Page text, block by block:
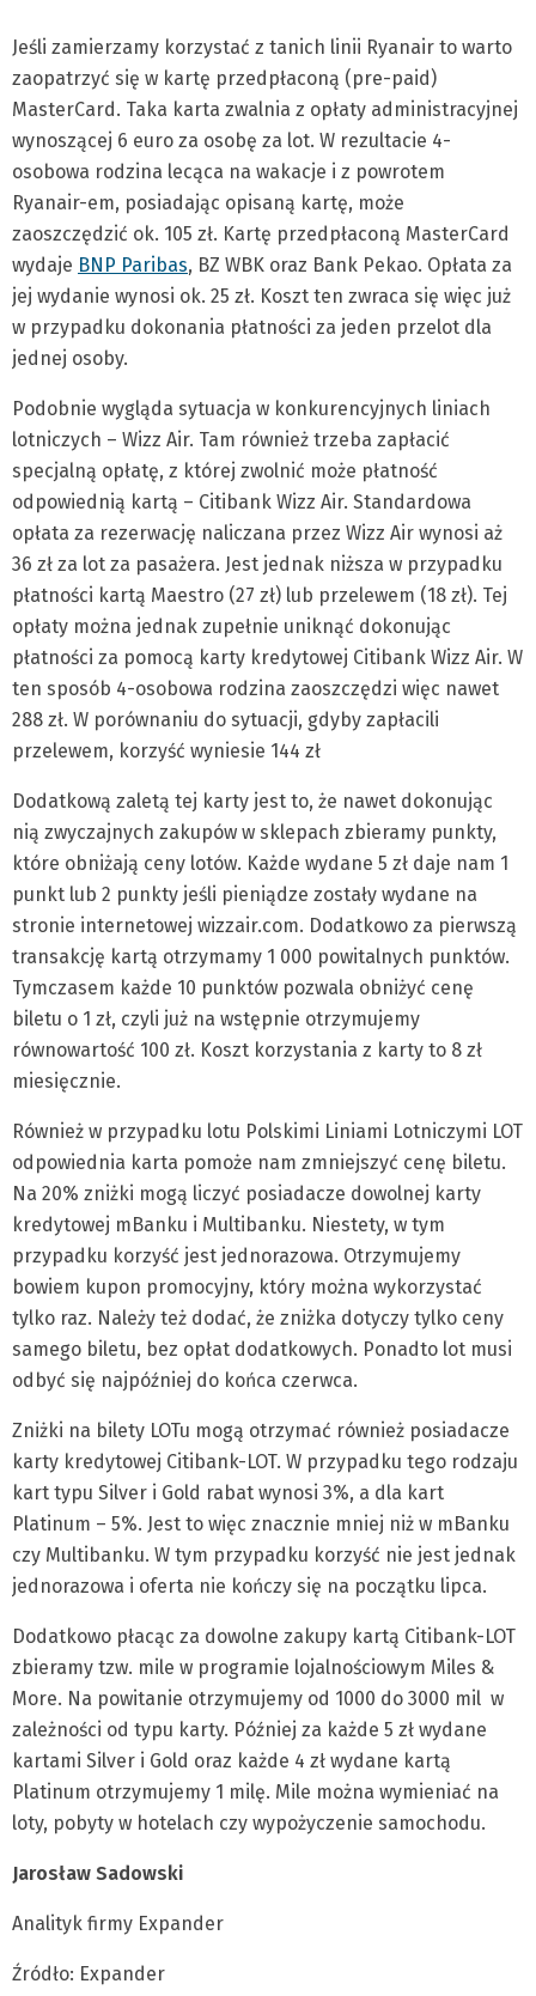
Jeśli zamierzamy korzystać z tanich linii Ryanair to warto
zaopatrzyć się w kartę przedpłaconą (pre-paid)
MasterCard. Taka karta zwalnia z opłaty administracyjnej
wynoszącej 6 euro za osobę za lot. W rezultacie 4-
osobowa rodzina lecąca na wakacje i z powrotem
Ryanair-em, posiadając opisaną kartę, może
zaoszczędzić ok. 105 zł. Kartę przedpłaconą MasterCard
wydaje BNP Paribas, BZ WBK oraz Bank Pekao. Opłata za
jej wydanie wynosi ok. 25 zł. Koszt ten zwraca się więc już
w przypadku dokonania płatności za jeden przelot dla
jednej osoby.
Podobnie wygląda sytuacja w konkurencyjnych liniach
lotniczych – Wizz Air. Tam również trzeba zapłacić
specjalną opłatę, z której zwolnić może płatność
odpowiednią kartą – Citibank Wizz Air. Standardowa
opłata za rezerwację naliczana przez Wizz Air wynosi aż
36 zł za lot za pasażera. Jest jednak niższa w przypadku
płatności kartą Maestro (27 zł) lub przelewem (18 zł). Tej
opłaty można jednak zupełnie uniknąć dokonując
płatności za pomocą karty kredytowej Citibank Wizz Air. W
ten sposób 4-osobowa rodzina zaoszczędzi więc nawet
288 zł. W porównaniu do sytuacji, gdyby zapłacili
przelewem, korzyść wyniesie 144 zł
Dodatkową zaletą tej karty jest to, że nawet dokonując
nią zwyczajnych zakupów w sklepach zbieramy punkty,
które obniżają ceny lotów. Każde wydane 5 zł daje nam 1
punkt lub 2 punkty jeśli pieniądze zostały wydane na
stronie internetowej wizzair.com. Dodatkowo za pierwszą
transakcję kartą otrzymamy 1 000 powitalnych punktów.
Tymczasem każde 10 punktów pozwala obniżyć cenę
biletu o 1 zł, czyli już na wstępnie otrzymujemy
równowartość 100 zł. Koszt korzystania z karty to 8 zł
miesięcznie.
Również w przypadku lotu Polskimi Liniami Lotniczymi LOT
odpowiednia karta pomoże nam zmniejszyć cenę biletu.
Na 20% zniżki mogą liczyć posiadacze dowolnej karty
kredytowej mBanku i Multibanku. Niestety, w tym
przypadku korzyść jest jednorazowa. Otrzymujemy
bowiem kupon promocyjny, który można wykorzystać
tylko raz. Należy też dodać, że zniżka dotyczy tylko ceny
samego biletu, bez opłat dodatkowych. Ponadto lot musi
odbyć się najpóźniej do końca czerwca.
Zniżki na bilety LOTu mogą otrzymać również posiadacze
karty kredytowej Citibank-LOT. W przypadku tego rodzaju
kart typu Silver i Gold rabat wynosi 3%, a dla kart
Platinum – 5%. Jest to więc znacznie mniej niż w mBanku
czy Multibanku. W tym przypadku korzyść nie jest jednak
jednorazowa i oferta nie kończy się na początku lipca.
Dodatkowo płacąc za dowolne zakupy kartą Citibank-LOT
zbieramy tzw. mile w programie lojalnościowym Miles &
More. Na powitanie otrzymujemy od 1000 do 3000 mil w
zależności od typu karty. Później za każde 5 zł wydane
kartami Silver i Gold oraz każde 4 zł wydane kartą
Platinum otrzymujemy 1 milę. Mile można wymieniać na
loty, pobyty w hotelach czy wypożyczenie samochodu.
Jarosław Sadowski
Analityk firmy Expander
Źródło: Expander